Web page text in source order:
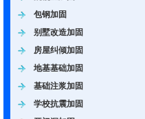
包钢加固
别墅改造加固
房屋纠倾加固
地基基础加固
基础注浆加固
学校抗震加固